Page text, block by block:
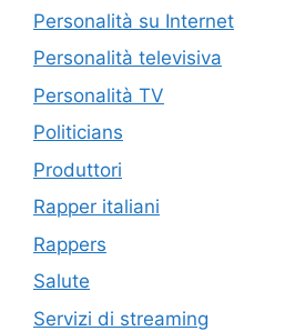
Personalità su Internet
Personalità televisiva
Personalità TV
Politicians
Produttori
Rapper italiani
Rappers
Salute
Servizi di streaming